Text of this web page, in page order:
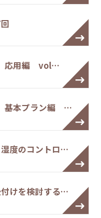
）応用編 vol…
基本プラン編 …
度のコントロ…
けを検討する…